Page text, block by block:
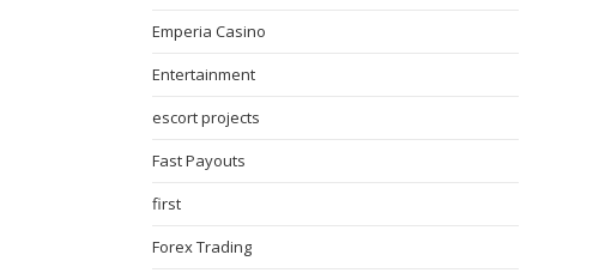
Emperia Casino
Entertainment
escort projects
Fast Payouts
first
Forex Trading